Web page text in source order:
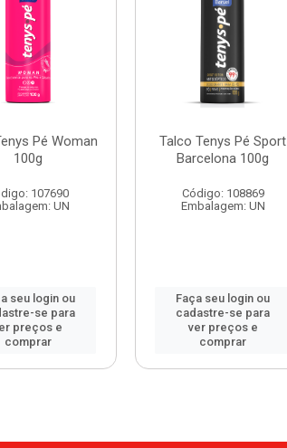
Pé Woman
100g
107690
UN
seu login ou
se para
preços e
comprar
Talco Tenys Pé Sport
Barcelona 100g
Código: 108869
Embalagem: UN
Faça seu login ou
cadastre-se para
ver preços e
comprar